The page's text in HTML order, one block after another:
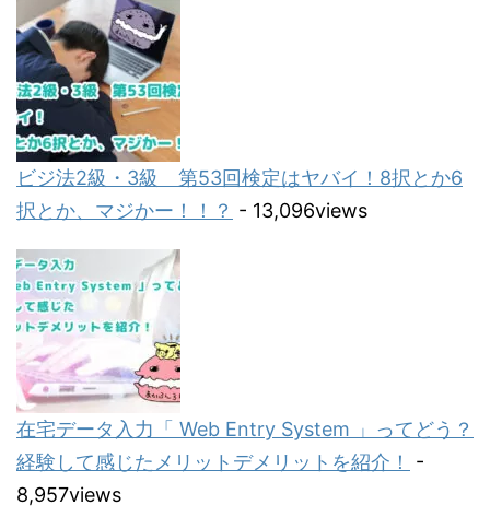
ビジ法2級・3級 第53回検定はヤバイ！8択とか6
択とか、マジかー！！？ - 13,096views
在宅データ入力「 Web Entry System 」ってどう？
経験して感じたメリットデメリットを紹介！
-
8,957views